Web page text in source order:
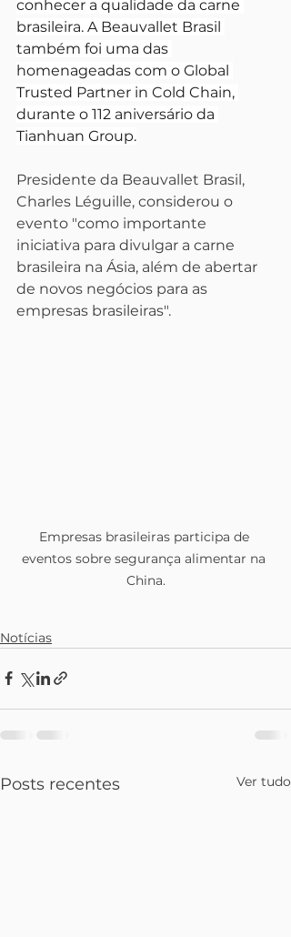
conhecer a qualidade da carne
brasileira. A Beauvallet Brasil
também foi uma das
homenageadas com o Global
Trusted Partner in Cold Chain,
durante o 112 aniversário da
Tianhuan Group.
Presidente da Beauvallet Brasil,
Charles Léguille, considerou o
evento "como importante
iniciativa para divulgar a carne
brasileira na Ásia, além de abertar
de novos negócios para as
empresas brasileiras".
Empresas brasileiras participa de
eventos sobre segurança alimentar na
China.
Notícias
Posts recentes Ver tudo